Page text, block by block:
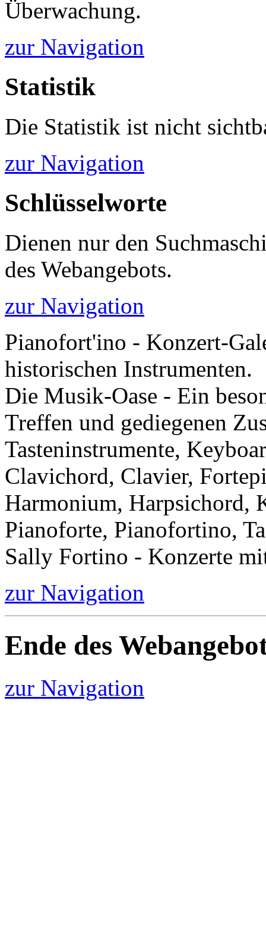
Überwachung.
zur Navigation
Statistik
Die Statistik ist nicht
zur Navigation
Schlüsselworte
Dienen nur den
des Webangebots.
zur Navigation
Pianofort'ino - Konzert-
historischen Instrumenten.
Die Musik-Oase - Ein
Treffen und gediegenen
Tasteninstrumente,
Clavichord, Clavier,
Harmonium, Harpsichord,
Pianoforte, Pianofortino,
Sally Fortino - Konzerte
zur Navigation
Ende des
zur Navigation